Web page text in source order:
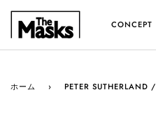
プ
CONCEPT
ホーム › PETER SUTHERLAND